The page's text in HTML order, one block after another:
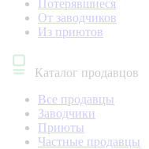
Потерявшиеся
От заводчиков
Из приютов
Каталог продавцов
Все продавцы
Заводчики
Приюты
Частные продавцы